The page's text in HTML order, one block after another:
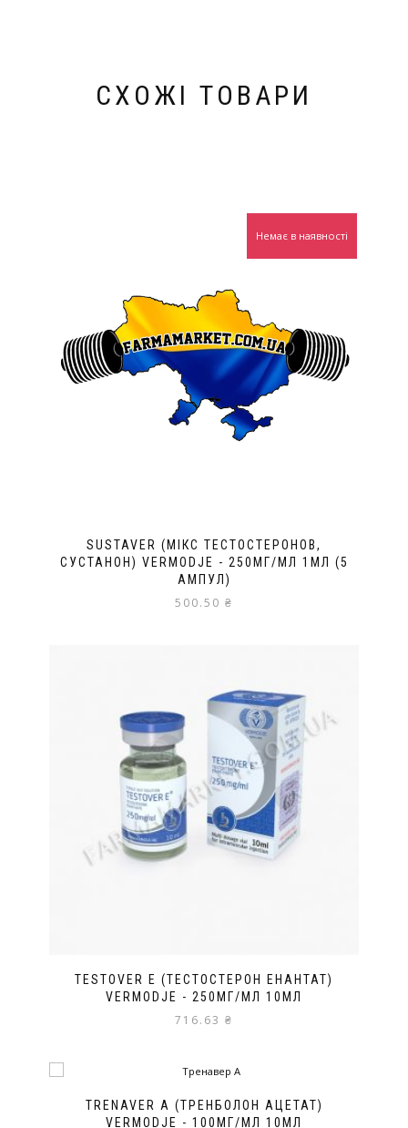
СХОЖІ ТОВАРИ
SUSTAVER (МІКС ТЕСТОСТЕРОНОВ,
СУСТАНОН) VERMODJE - 250МГ/МЛ 1МЛ (5
АМПУЛ)
500.50 ₴
Немає в наявності
TESTOVER E (ТЕСТОСТЕРОН ЕНАНТАТ)
VERMODJE - 250МГ/МЛ 10МЛ
716.63 ₴
TRENAVER A (ТРЕНБОЛОН АЦЕТАТ)
VERMODJE - 100МГ/МЛ 10МЛ